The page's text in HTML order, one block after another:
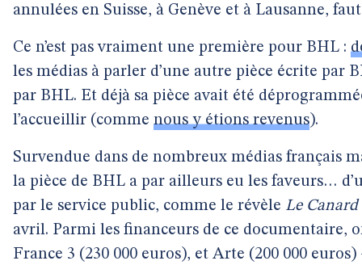
annulées en Suisse, à Genève et à Lausanne,
Ce n’est pas vraiment une première pour BHL :
les médias à parler d’une autre pièce écrite par
par BHL. Et déjà sa pièce avait été
l’accueillir (comme nous y étions revenus).
Survendue dans de nombreux médias français
la pièce de BHL a par ailleurs eu les faveurs…
par le service public, comme le révèle Le
avril. Parmi les financeurs de ce documentaire,
France 3 (230 000 euros), et Arte (200 000